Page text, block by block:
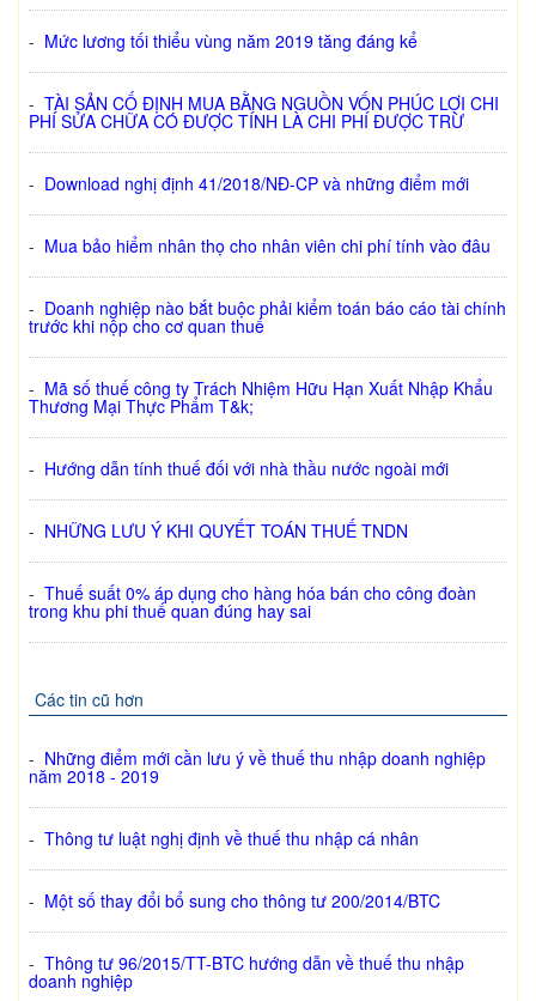
- Mức lương tối thiểu vùng năm 2019 tăng đáng kể
- TÀI SẢN CỐ ĐỊNH MUA BẰNG NGUỒN VỐN PHÚC LỢI CHI
PHÍ SỬA CHỮA CÓ ĐƯỢC TÍNH LÀ CHI PHÍ ĐƯỢC TRỪ
- Download nghị định 41/2018/NĐ-CP và những điểm mới
- Mua bảo hiểm nhân thọ cho nhân viên chi phí tính vào đâu
- Doanh nghiệp nào bắt buộc phải kiểm toán báo cáo tài chính
trước khi nộp cho cơ quan thuế
- Mã số thuế công ty Trách Nhiệm Hữu Hạn Xuất Nhập Khẩu
Thương Mại Thực Phẩm T&k;
- Hướng dẫn tính thuế đối với nhà thầu nước ngoài mới
- NHỮNG LƯU Ý KHI QUYẾT TOÁN THUẾ TNDN
- Thuế suất 0% áp dụng cho hàng hóa bán cho công đoàn
trong khu phi thuế quan đúng hay sai
Các tin cũ hơn
- Những điểm mới cần lưu ý về thuế thu nhập doanh nghiệp
năm 2018 - 2019
- Thông tư luật nghị định về thuế thu nhập cá nhân
- Một số thay đổi bổ sung cho thông tư 200/2014/BTC
- Thông tư 96/2015/TT-BTC hướng dẫn về thuế thu nhập
doanh nghiệp